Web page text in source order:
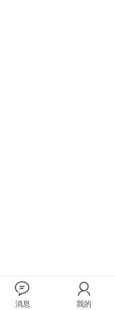
消息 我的